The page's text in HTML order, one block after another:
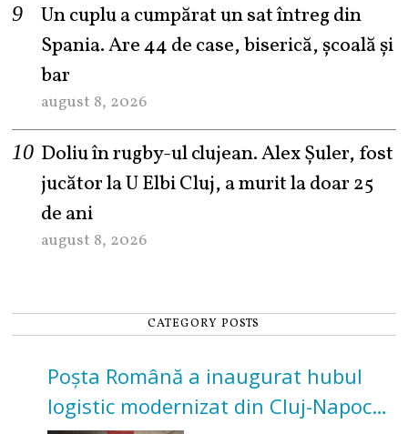
Un cuplu a cumpărat un sat întreg din
Spania. Are 44 de case, biserică, școală și
bar
august 8, 2026
Doliu în rugby-ul clujean. Alex Șuler, fost
jucător la U Elbi Cluj, a murit la doar 25
de ani
august 8, 2026
CATEGORY POSTS
Poșta Română a inaugurat hubul
logistic modernizat din Cluj-Napoca.